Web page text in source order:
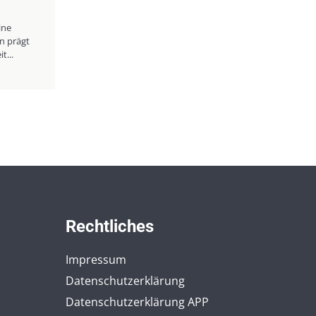
prägt
Rechtliches
Impressum
Datenschutzerklärung
Datenschutzerklärung APP